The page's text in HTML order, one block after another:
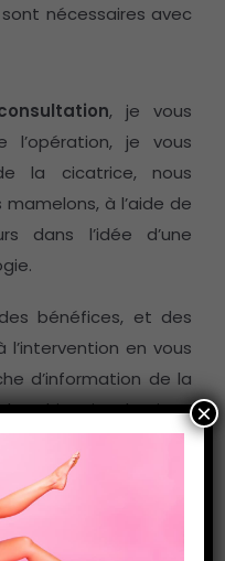
sont nécessaires avec
, je vous
l’opération, je vous
la cicatrice, nous
à l’aide de
dans l’idée d’une
bénéfices, et des
l’intervention en vous
d’information de la
Chirurgie Plastique
la société savante des
à la chirurgie
complications et
×